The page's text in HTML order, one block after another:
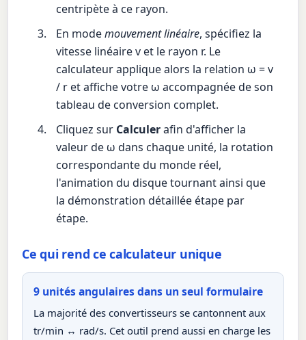
centripète à ce rayon.
En modemouvement linéaire, spécifiez la
vitesse linéaire v et le rayon r. Le
calculateur applique alors la relation ω = v
/ r et affiche votre ω accompagnée de son
tableau de conversion complet.
Cliquez sur Calculerafin d'afficher la
valeur de ω dans chaque unité, la rotation
correspondante du monde réel,
l'animation du disque tournant ainsi que
la démonstration détaillée étape par
étape.
Ce qui rend ce calculateur unique
9 unités angulaires dans un seul formulaire
La majorité des convertisseurs se cantonnent aux
tr/min ↔ rad/s. Cet outil prend aussi en charge les